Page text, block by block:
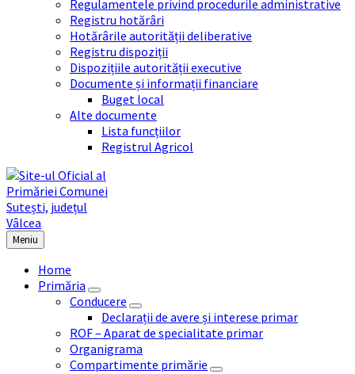
Regulamentele privind procedurile administrative
Registru hotărâri
Hotărârile autorității deliberative
Registru dispoziții
Dispozițiile autorității executive
Documente și informații financiare
Buget local
Alte documente
Lista funcțiilor
Registrul Agricol
Meniu
Home
Primăria
Conducere
Declarații de avere și interese primar
ROF – Aparat de specialitate primar
Organigrama
Compartimente primărie